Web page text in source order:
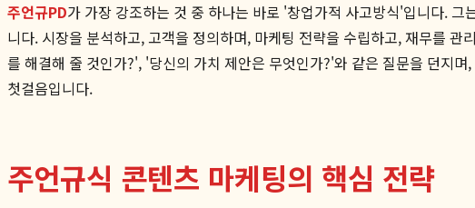
주언규PD가 가장 강조하는 것 중 하나는 바로 '창업가적 사고방식'입니다.
니다. 시장을 분석하고, 고객을 정의하며, 마케팅 전략을 수립하고, 재무를
를 해결해 줄 것인가?', '당신의 가치 제안은 무엇인가?'와 같은 질문을 던지
첫걸음입니다.
주언규식 콘텐츠 마케팅의 핵심 전략